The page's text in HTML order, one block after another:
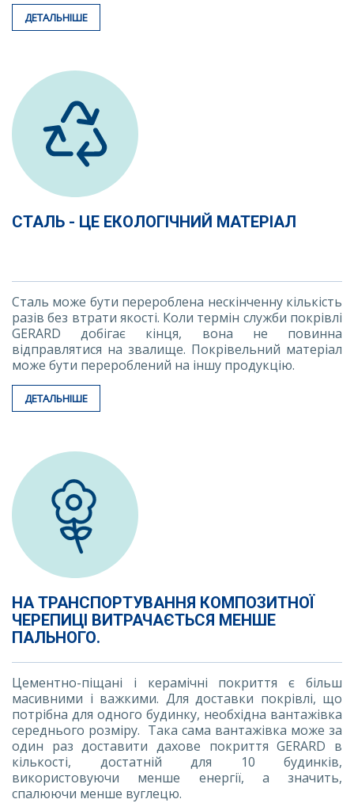
ДЕТАЛЬНІШЕ
СТАЛЬ - ЦЕ ЕКОЛОГІЧНИЙ МАТЕРІАЛ
Сталь може бути перероблена нескінченну кількість
разів без втрати якості. Коли термін служби покрівлі
GERARD добігає кінця, вона не повинна
відправлятися на звалище. Покрівельний матеріал
може бути перероблений на іншу продукцію.
ДЕТАЛЬНІШЕ
НА ТРАНСПОРТУВАННЯ КОМПОЗИТНОЇ
ЧЕРЕПИЦІ ВИТРАЧАЄТЬСЯ МЕНШЕ
ПАЛЬНОГО.
Цементно-піщані і керамічні покриття є більш
масивними і важкими. Для доставки покрівлі, що
потрібна для одного будинку, необхідна вантажівка
середнього розміру. Така сама вантажівка може за
один раз доставити дахове покриття GERARD в
кількості, достатній для 10 будинків,
використовуючи менше енергії, а значить,
спалюючи менше вуглецю.